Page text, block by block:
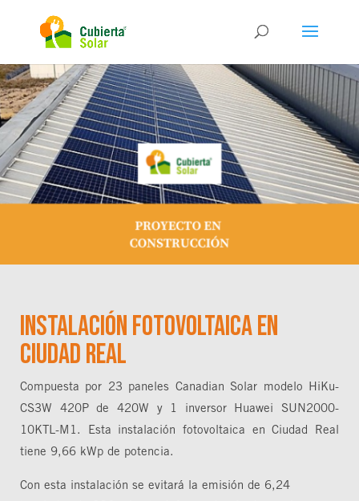
Instalación fotovoltaica en
Ciudad Real
Compuesta por 23 paneles Canadian Solar modelo HiKu-
CS3W 420P de 420W y 1 inversor Huawei SUN2000-
10KTL-M1. Esta instalación fotovoltaica en Ciudad Real
tiene 9,66 kWp de potencia.
Con esta instalación se evitará la emisión de 6,24